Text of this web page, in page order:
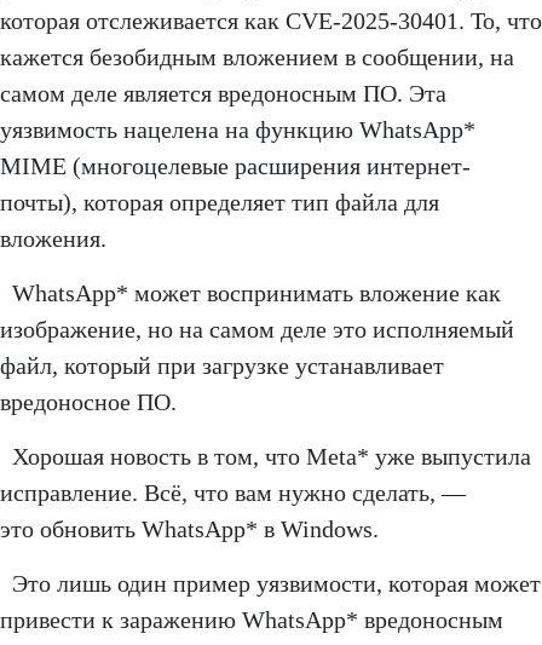
которая отслеживается как CVE-2025-30401. То, что
кажется безобидным вложением в сообщении, на
самом деле является вредоносным ПО. Эта
уязвимость нацелена на функцию WhatsApp*
MIME (многоцелевые расширения интернет-
почты), которая определяет тип файла для
вложения.
WhatsApp* может воспринимать вложение как
изображение, но на самом деле это исполняемый
файл, который при загрузке устанавливает
вредоносное ПО.
Хорошая новость в том, что Meta* уже выпустила
исправление. Всё, что вам нужно сделать, —
это обновить WhatsApp* в Windows.
Это лишь один пример уязвимости, которая может
привести к заражению WhatsApp* вредоносным